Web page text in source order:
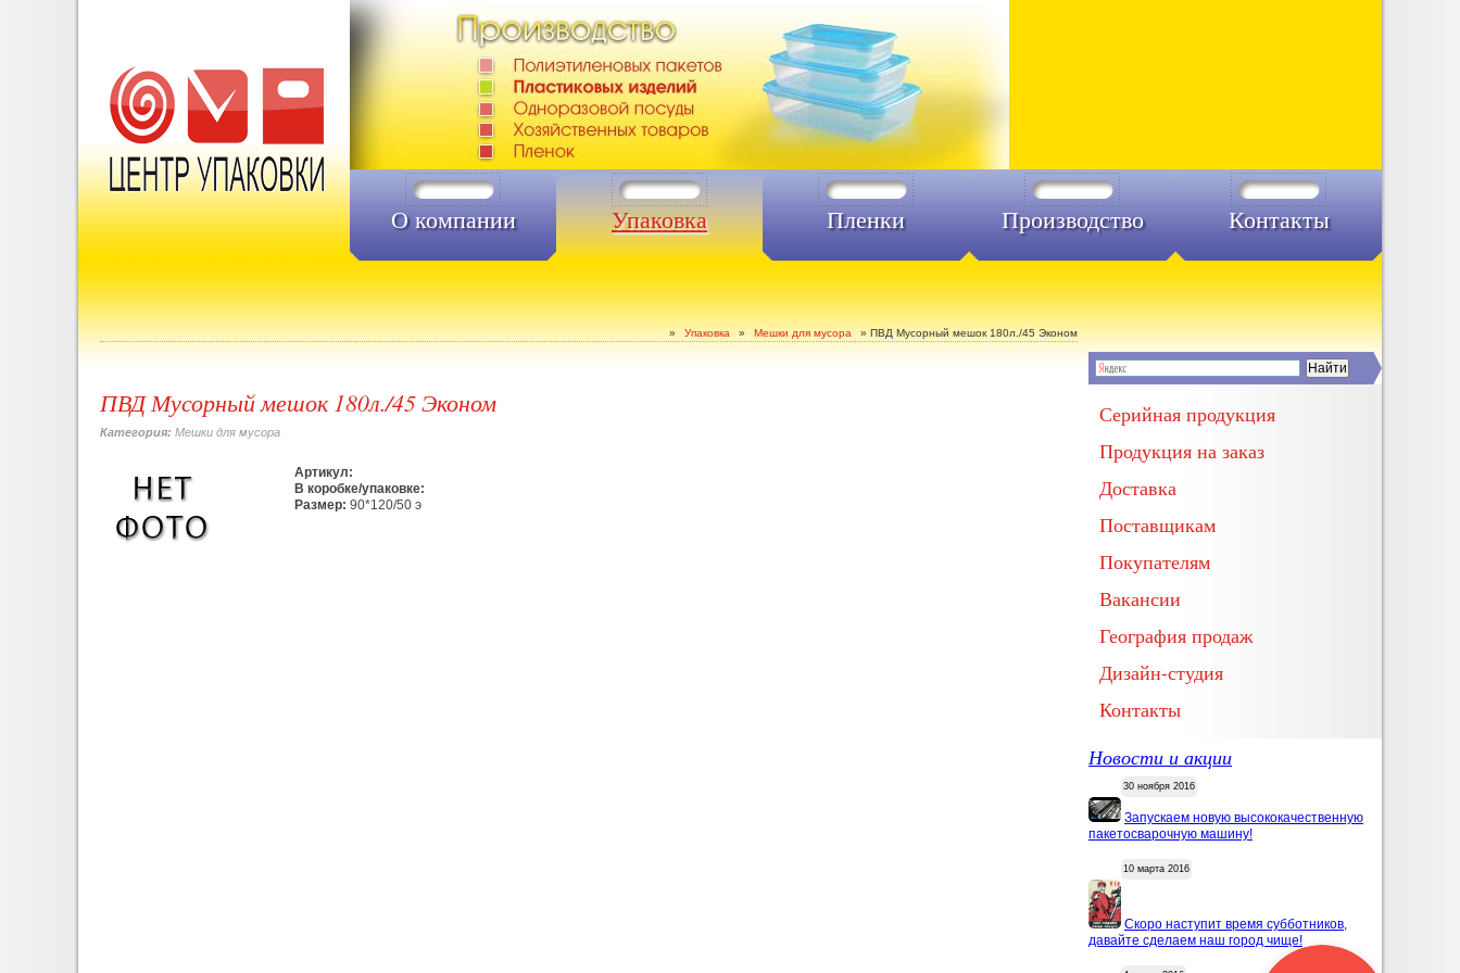
О компании Упаковка Пленки Производство Контакты
» Упаковка » Мешки для мусора » ПВД Мусорный мешок 180л./45 Эконом
ПВД Мусорный мешок 180л./45 Эконом
Категория: Мешки для мусора
Артикул:
В коробке/упаковке:
Размер: 90*120/50 э
Серийная продукция
Продукция на заказ
Доставка
Поставщикам
Покупателям
Вакансии
География продаж
Дизайн-студия
Контакты
Новости и акции
30 ноября 2016
Запускаем новую высококачественную
пакетосварочную машину!
10 марта 2016
Скоро наступит время субботников,
давайте сделаем наш город чище!